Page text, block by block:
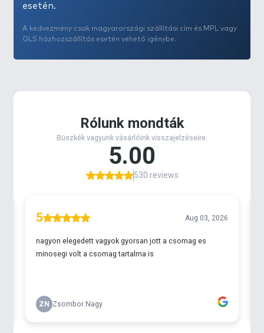
esetén.
A kedvezmény csak magyarországi szállítási cím és MPL vagy
GLS házhozszállítás esetén vehető igénybe.